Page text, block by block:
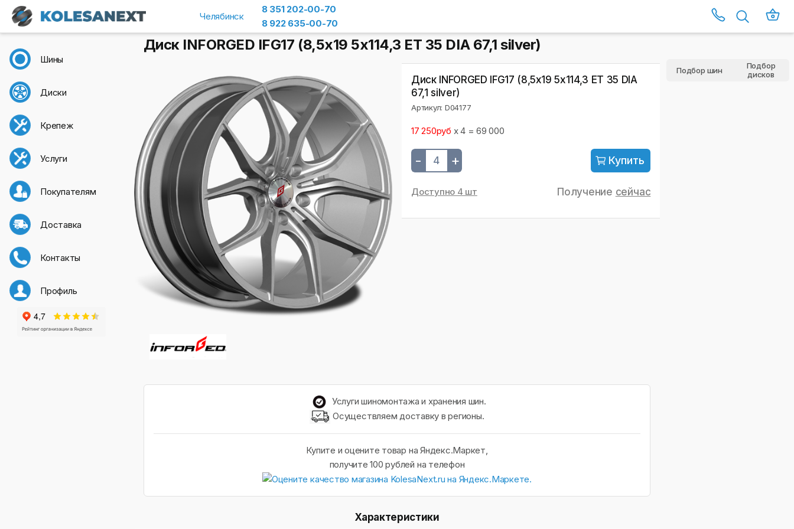
Челябинск
8 351 202-00-70
8 922 635-00-70
Шины
Диски
Крепеж
Услуги
Покупателям
Доставка
Контакты
Профиль
Диск INFORGED IFG17 (8,5х19 5x114,3 ET 35 DIA 67,1 silver)
Дополнительные фотографии к
Диск INFORGED IFG17 (8,5х19 5x114,3 ET 35 DIA
67,1 silver)
Артикул: D04177
17 250руб x 4 = 69 000
- + Купить
Доступно 4 шт Получение сейчас
Услуги шиномонтажа и хранения шин.
Осуществляем доставку в регионы.
Купите и оцените товар на Яндекс.Маркет,
получите 100 рублей на телефон
Характеристики
Подбор шин
Подбор
дисков